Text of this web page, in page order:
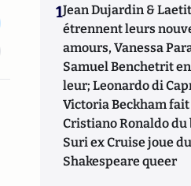
1Jean Dujardin &
étrennent leurs
amours, Vanessa
Samuel Benchetrit
leur; Leonardo di
Victoria Beckham
Cristiano Ronaldo
Suri ex Cruise joue du
Shakespeare queer